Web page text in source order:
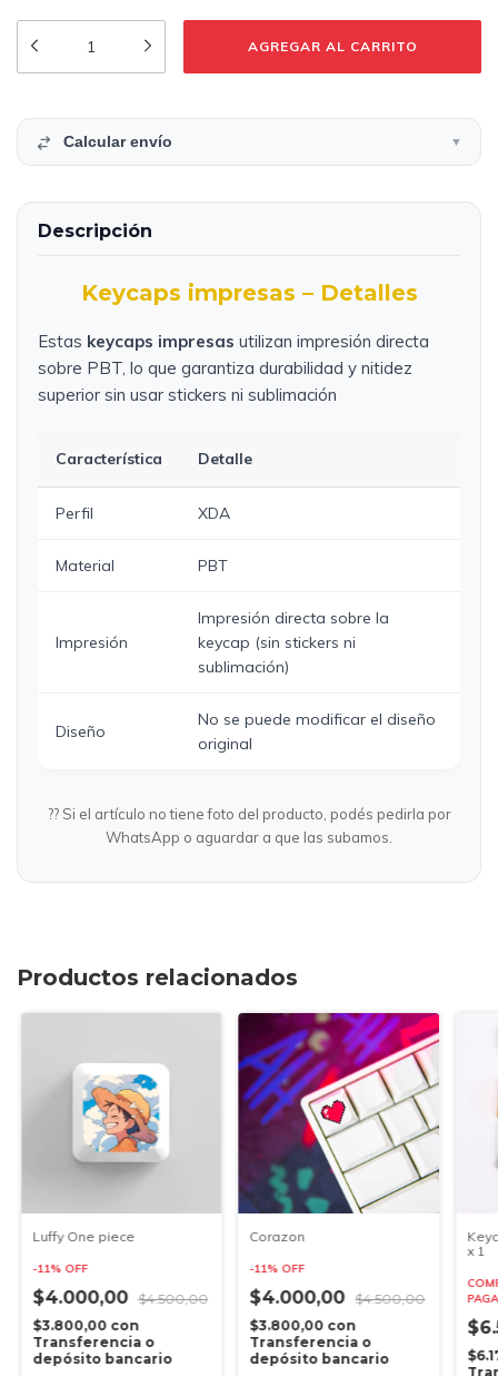
Calcular envío ▼
Descripción
Keycaps impresas – Detalles
Estas keycaps impresas utilizan impresión directa
sobre PBT, lo que garantiza durabilidad y nitidez
superior sin usar stickers ni sublimación
Característica Detalle
Perfil XDA
Material PBT
Impresión
Impresión directa sobre la
keycap (sin stickers ni
sublimación)
Diseño
No se puede modificar el diseño
original
?? Si el artículo no tiene foto del producto, podés pedirla por
WhatsApp o aguardar a que las subamos.
Productos relacionados
Luffy One piece
-11% OFF
$4.000,00 $4.500,00
$3.800,00 con
Transferencia o
depósito bancario
Corazon
-11%OFF
$4.000,00 $4.500,00
$3.800,00 con
Transferencia o
depósito bancario
x 1